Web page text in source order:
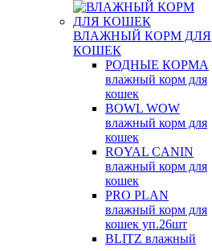
ВЛАЖНЫЙ КОРМ ДЛЯ
КОШЕК
РОДНЫЕ КОРМА
влажный корм для
кошек
BOWL WOW
влажный корм для
кошек
ROYAL CANIN
влажный корм для
кошек
PRO PLAN
влажный корм для
кошек уп.26шт
BLITZ влажный